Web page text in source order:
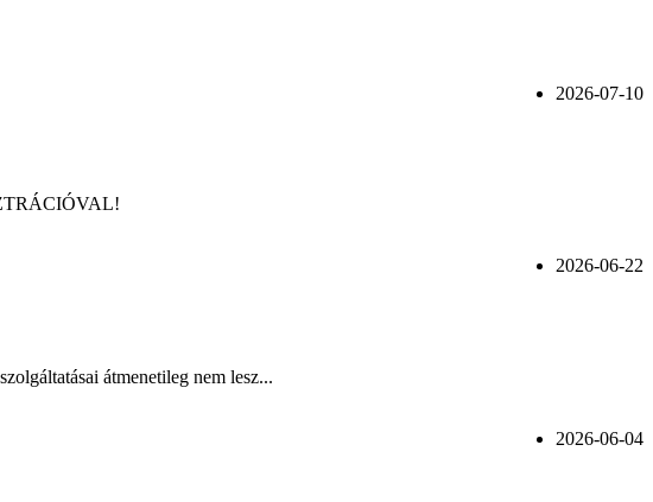
2026-07-10
2026-06-22
átmenetileg nem lesz...
2026-06-04